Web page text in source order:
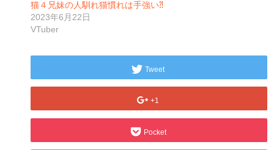
猫４兄妹の人馴れ猫慣れは手強い⁈
2023年6月22日
VTuber
Tweet
+1
Pocket